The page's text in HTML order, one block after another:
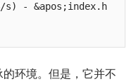
s) - &apos;index.h
环境。但是，它并不